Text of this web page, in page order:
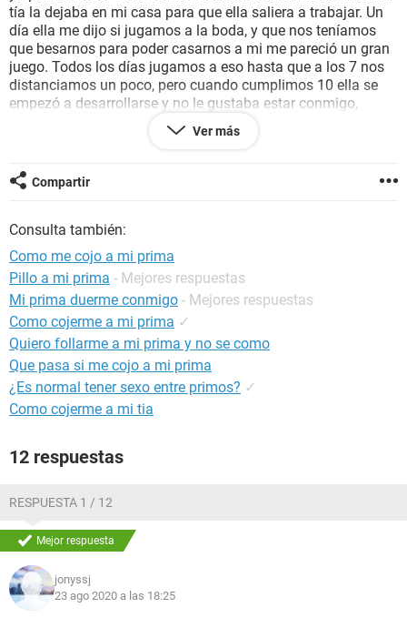
GLOSARIO
tía la dejaba en mi casa para que ella saliera a trabajar. Un
día ella me dijo si jugamos a la boda, y que nos teníamos
que besarnos para poder casarnos a mi me pareció un gran
juego. Todos los días jugamos a eso hasta que a los 7 nos
distanciamos un poco, pero cuando cumplimos 10 ella se
empezó a desarrollarse y no le gustaba estar conmigo,
aunque cuando cumplió 11 y sus
senos
bastante, y ella empezó a coquetear conmigo. Un día que
manoy la puso en su pierna. Otro día yo la invite a ella a ver
otra película en mi casa y ella llevó un vestido y como solo
al cabo de un rato me empece a parar y como ella tenia su
vestido yo supongo que sintió mi
esto hay muchas mas historia. Lo que yo quiero es coger
con ella aunque sea mi prima y no quiero embarazara y la
verdad no se si ella piensa lo mismo que yo. ¿hay alguna
chica que quiera decirme su opinión?.
Gracias
Ver más
Compartir
Consulta también:
Como me cojo a mi prima
Pillo a mi prima - Mejores respuestas
Mi prima duerme conmigo - Mejores respuestas
Como cojerme a mi prima ✓
Quiero follarme a mi prima y no se como
Que pasa si me cojo a mi prima
¿Es normal tener sexo entre primos? ✓
Como cojerme a mi tia
12 respuestas
RESPUESTA 1 / 12
Mejor respuesta
jonyssj
23 ago 2020 a las 18:25